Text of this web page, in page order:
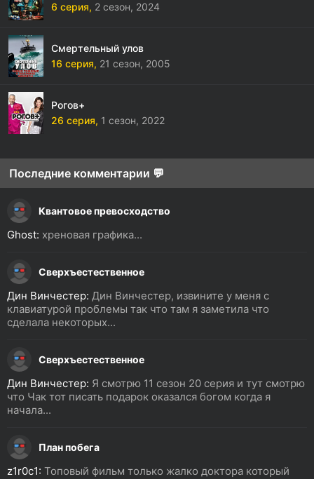
6 серия, 2 сезон, 2024
Смертельный улов
16 серия, 21 сезон, 2005
Рогов+
26 серия, 1 сезон, 2022
Последние комментарии 💬
Квантовое превосходство
Ghost: хреновая графика...
Сверхъестественное
Дин Винчестер: Дин Винчестер, извините у меня с
клавиатурой проблемы так что там я заметила что
сделала некоторых...
Сверхъестественное
Дин Винчестер: Я смотрю 11 сезон 20 серия и тут смотрю
что Чак тот писать подарок оказался богом когда я
начала...
План побега
z1r0c1: Топовый фильм только жалко доктора который